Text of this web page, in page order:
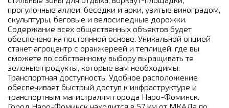
прогулочные аллеи, беседки и арки, увитые виноградом,
скульптуры, беговые и велосипедные дорожки.
Содержание всех общественных объектов будет
обеспечено на постоянной основе. Уникальной опцией
станет агроцентр с оранжереей и теплицей, где вы
сможете по собственному выбору выращивать те
зеленые продукты, которые вам необходимы.
Транспортная доступность. Удобное расположение
обеспечивает быстрый доступ к инфраструктуре и
транспортным магистралям города Наро-Фоминск.
Город Наро-Фоминск находится в 57 км от МКАДа по